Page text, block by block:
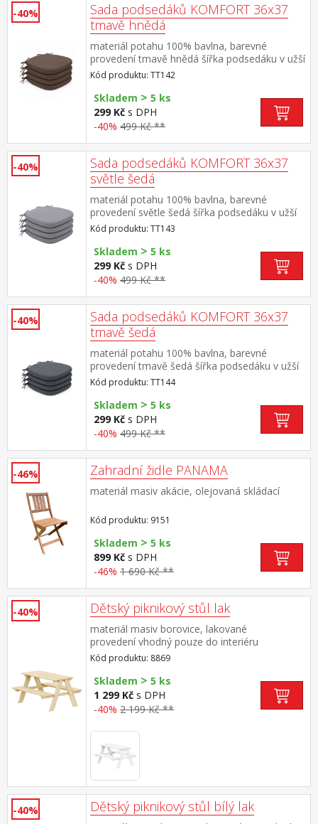
-40%
Sada podsedáků KOMFORT 36x37
tmavě hnědá
materiál potahu 100% bavlna, barevné
provedení tmavě hnědá šířka podsedáku v užší
části 24 cm, v rozích všité tkaničky pro
připevnění potah snímatelný a pratelný do 40
°C materiál výplně 100% PU (molitan) balení
obsahuje 4 kusy podsedáků
Kód produktu: TT142
Skladem > 5 ks
299 Kč s DPH
-40% 499 Kč **
-40%
Sada podsedáků KOMFORT 36x37
světle šedá
materiál potahu 100% bavlna, barevné
provedení světle šedá šířka podsedáku v užší
části 24 cm, v rozích všité tkaničky pro
připevnění potah snímatelný a pratelný do 40
°C materiál výplně 100% PU (molitan) balení
obsahuje 4 kusy podsedáků
Kód produktu: TT143
Skladem > 5 ks
299 Kč s DPH
-40% 499 Kč **
-40%
Sada podsedáků KOMFORT 36x37
tmavě šedá
materiál potahu 100% bavlna, barevné
provedení tmavě šedá šířka podsedáku v užší
části 24 cm, v rozích všité tkaničky pro
připevnění potah snímatelný a pratelný do 40
°C materiál výplně 100% PU (molitan) balení
obsahuje 4 kusy podsedáků
Kód produktu: TT144
Skladem > 5 ks
299 Kč s DPH
-40% 499 Kč **
-46% Zahradní židle PANAMA
materiál masiv akácie, olejovaná skládací
Kód produktu: 9151
Skladem > 5 ks
899 Kč s DPH
-46% 1 690 Kč **
-40% Dětský piknikový stůl lak
materiál masiv borovice, lakované
provedení vhodný pouze do interiéru
Kód produktu: 8869
Skladem > 5 ks
1 299 Kč s DPH
-40% 2 199 Kč **
-40% Dětský piknikový stůl bílý lak